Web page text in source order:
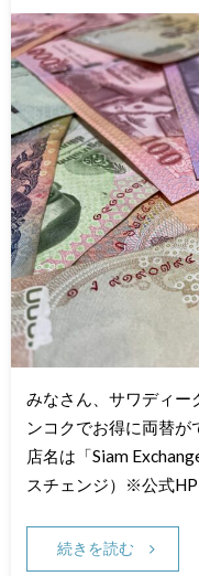
みなさん、サワディー
ンコクでお得に両替が
店名は「Siam
スチェンジ）※公式
続きを読む